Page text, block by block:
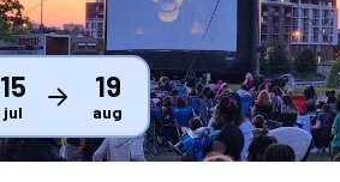
15
jul
19
aug